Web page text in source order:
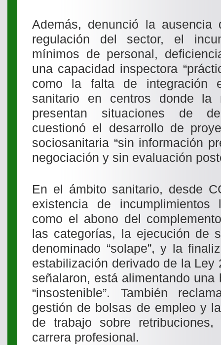
Además, denunció la ausencia
regulación del sector, el
mínimos de personal,
una capacidad inspectora
como la falta de integración
sanitario en centros donde la
presentan situaciones de
cuestionó el desarrollo de
sociosanitaria “sin información
negociación y sin evaluación
En el ámbito sanitario, desde
existencia de incumplimientos
como el abono del
las categorías, la ejecución de
denominado “solape”, y la
estabilización derivado de la Ley
señalaron, está alimentando una
“insostenible”. También
gestión de bolsas de empleo y
de trabajo sobre
carrera profesional.